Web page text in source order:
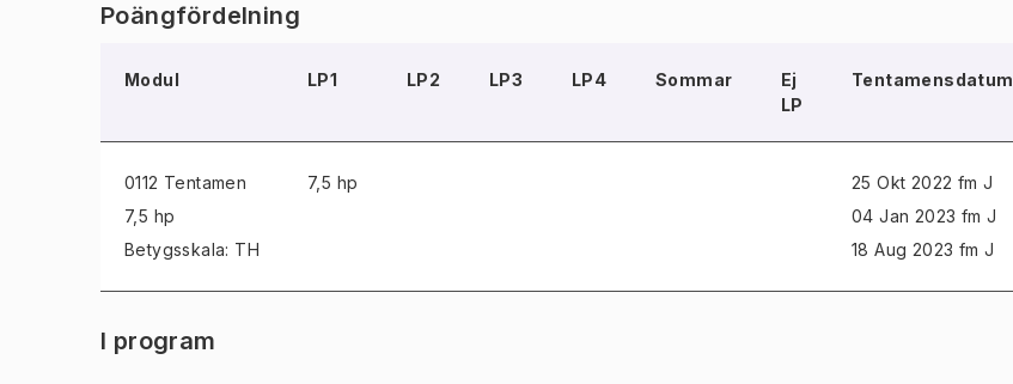
Poängfördelning
Modul LP1 LP2 LP3 LP4 Sommar
Ej
LP
Tentamensdatum
0112 Tentamen
7,5 hp
Betygsskala: TH
7,5 hp
25 Okt 2022 fm J
04 Jan 2023 fm J
18 Aug 2023 fm J
I program